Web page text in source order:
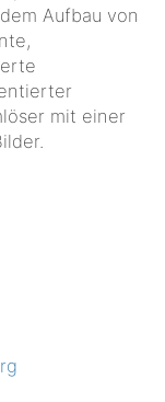
Aufbau von
mit einer